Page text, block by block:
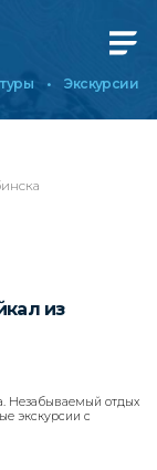
Экскурсии
из
Незабываемый отдых
экскурсии с